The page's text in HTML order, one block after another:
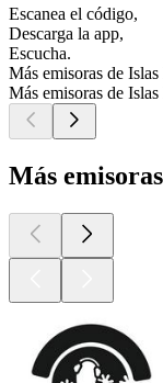
Escanea el código,
Descarga la app,
Escucha.
Más emisoras de Islas
Más emisoras de Islas
Más